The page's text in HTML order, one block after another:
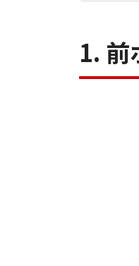
1. 前